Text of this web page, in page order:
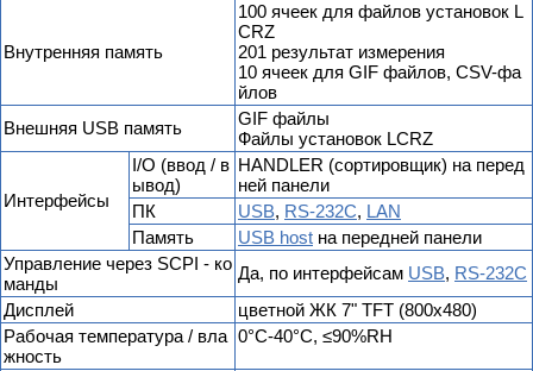
Внутренняя память
100 ячеек для файлов установок L
CRZ
201 результат измерения
10 ячеек для GIF файлов, CSV-фа
йлов
Внешняя USB память
GIF файлы
Файлы установок LCRZ
Интерфейсы
I/O (ввод / в
ывод)
HANDLER (сортировщик) на перед
ней панели
ПК
USB, RS-232C, LAN
Память
USB host на передней панели
Управление через SCPI - ко
манды
Да, по интерфейсам USB, RS-232C
Дисплей
цветной ЖК 7" TFT (800х480)
Рабочая температура / вла
жность
0°С-40°С, ≤90%RH